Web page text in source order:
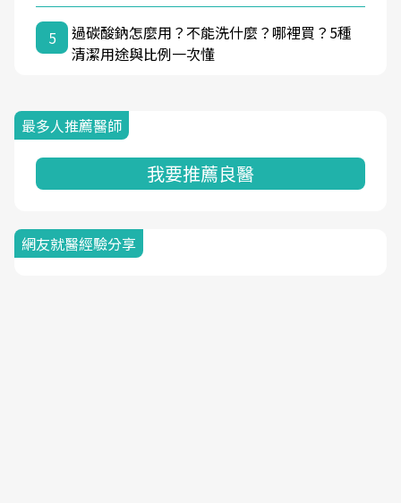
5
過碳酸鈉怎麼用？不能洗什麼？哪裡買？5種
清潔用途與比例一次懂
最多人推薦醫師
我要推薦良醫
網友就醫經驗分享